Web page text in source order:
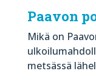
Paavon
Mikä on
metsässä